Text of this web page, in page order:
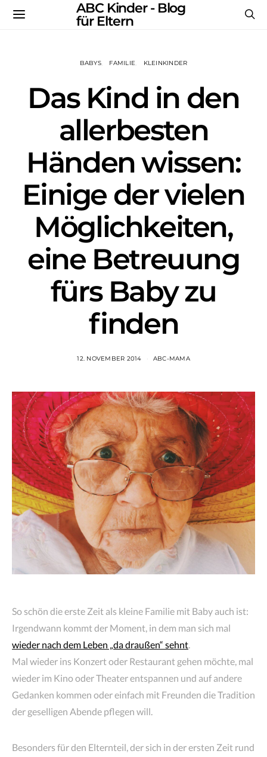
ABC Kinder - Blog
für Eltern
BABYS FAMILIE KLEINKINDER
Das Kind in den
allerbesten
Händen wissen:
Einige der vielen
Möglichkeiten,
eine Betreuung
fürs Baby zu
finden
12. NOVEMBER 2014 ABC-MAMA
So schön die erste Zeit als kleine Familie mit Baby auch ist:
Irgendwann kommt der Moment, in dem man sich mal
wieder nach dem Leben „da draußen“ sehnt.
Mal wieder ins Konzert oder Restaurant gehen möchte, mal
wieder im Kino oder Theater entspannen und auf andere
Gedanken kommen oder einfach mit Freunden die Tradition
der geselligen Abende pflegen will.
Besonders für den Elternteil, der sich in der ersten Zeit rund